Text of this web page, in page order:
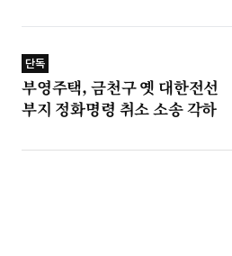
단독
부영주택, 금천구 옛 대한전선
부지 정화명령 취소 소송 각하